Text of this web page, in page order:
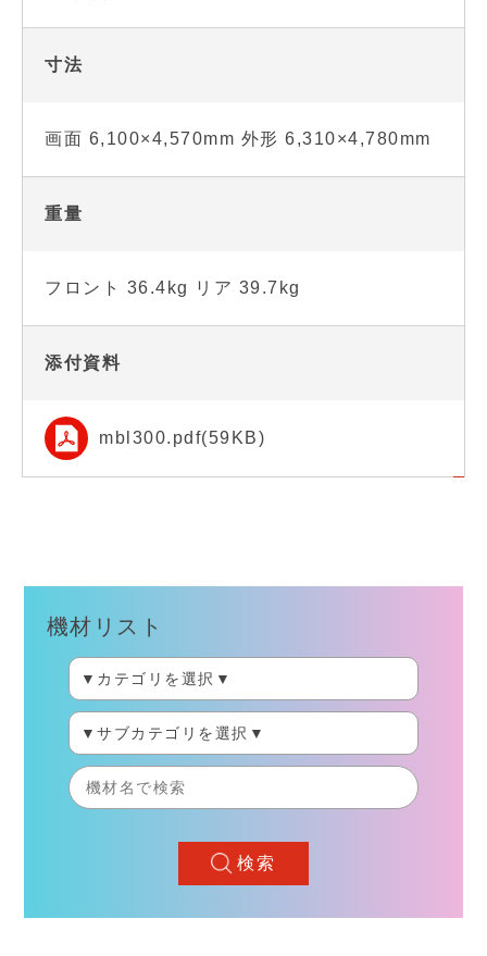
寸法
画面 6,100×4,570mm 外形 6,310×4,780mm
重量
フロント 36.4kg リア 39.7kg
添付資料
mbl300.pdf(59KB)
機材リスト
検索